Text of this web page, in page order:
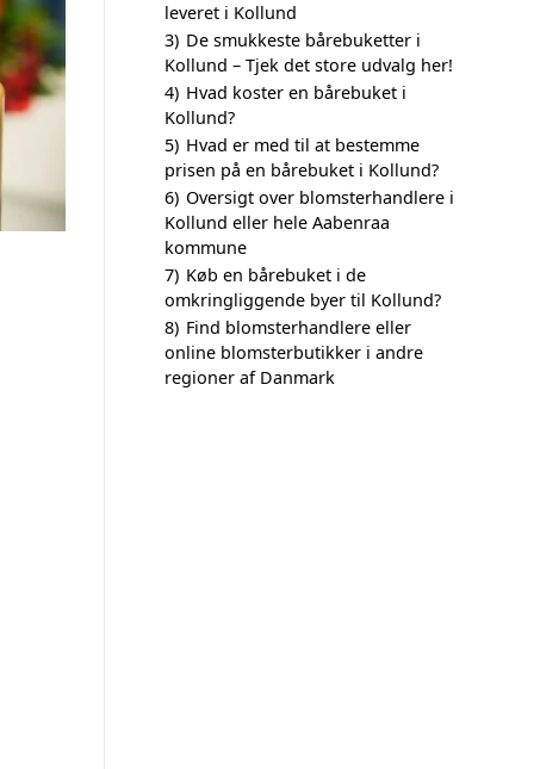
leveret i Kollund
3) De smukkeste bårebuketter i
Kollund – Tjek det store udvalg her!
4) Hvad koster en bårebuket i
Kollund?
5) Hvad er med til at bestemme
prisen på en bårebuket i Kollund?
6) Oversigt over blomsterhandlere i
Kollund eller hele Aabenraa
kommune
7) Køb en bårebuket i de
omkringliggende byer til Kollund?
8) Find blomsterhandlere eller
online blomsterbutikker i andre
regioner af Danmark